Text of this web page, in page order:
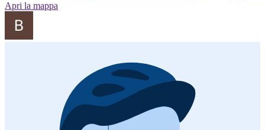
Apri la mappa